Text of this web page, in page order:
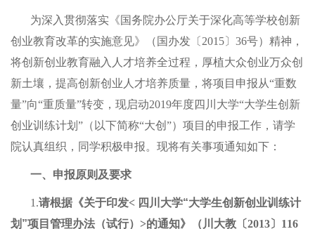
为深入贯彻落实《国务院办公厅关于深化高等学校创新
创业教育改革的实施意见》（国办发〔2015〕36号）精神，
将创新创业教育融入人才培养全过程，厚植大众创业万众创
新土壤，提高创新创业人才培养质量，将项目申报从“重数
量”向“重质量”转变，现启动2019年度四川大学“大学生创新
创业训练计划”（以下简称“大创”）项目的申报工作，请学
院认真组织，同学积极申报。现将有关事项通知如下：
一、申报原则及要求
1.请根据《关于印发< 四川大学“大学生创新创业训练计
划 ”项目管理办法（试行）>的通知》（川大教〔2013〕116